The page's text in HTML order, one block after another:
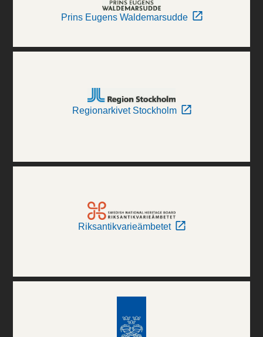
Prins Eugens Waldemarsudde
Regionarkivet Stockholm
Riksantikvarieämbetet